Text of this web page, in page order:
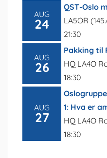
AUG
24
QST-Oslo
LA5OR
21:30
AUG
26
Pakking til
HQ LA4O
18:30
AUG
27
1: Hva er
HQ LA4O
18:30